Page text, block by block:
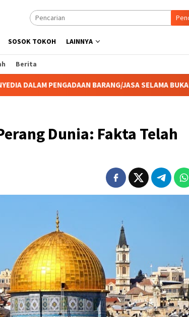
SOSOK TOKOH LAINNYA
Berita
JASA SELAMA BUKAN AKIBAT DARI SUATU
Dunia: Fakta Telah